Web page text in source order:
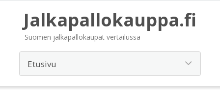
Jalkapallokauppa.fi
Suomen jalkapallokaupat vertailussa